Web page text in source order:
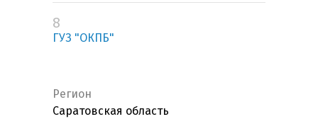
8
ГУЗ "ОКПБ"
Регион
Саратовская область